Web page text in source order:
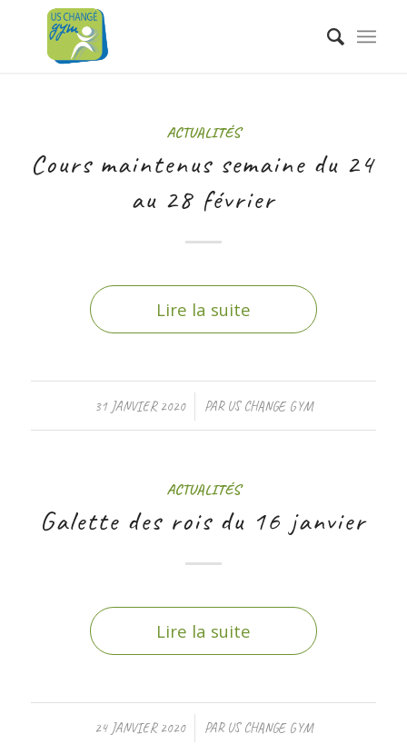
ACTUALITÉS
Cours maintenus semaine du 24
au 28 février
Lire la suite
31 JANVIER 2020
/ PAR US CHANGE GYM
ACTUALITÉS
Galette des rois du 16 janvier
Lire la suite
24 JANVIER 2020
/ PAR US CHANGE GYM